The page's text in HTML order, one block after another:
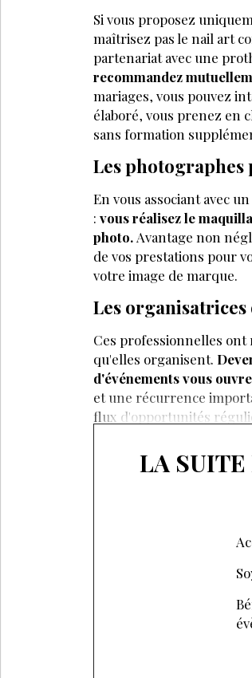
Si vous proposez
maîtrisez pas le nail art
partenariat avec une
recommandez
mariages, vous pouvez
élaboré, vous prenez en
sans formation
Les photographes
En vous associant avec
: vous réalisez le
photo. Avantage non
de vos prestations pour
votre image de marque.
Les
Ces professionnelles ont
qu'elles organisent.
d'événements vous
et une récurrence
flux d'opportunités
LA SUITE